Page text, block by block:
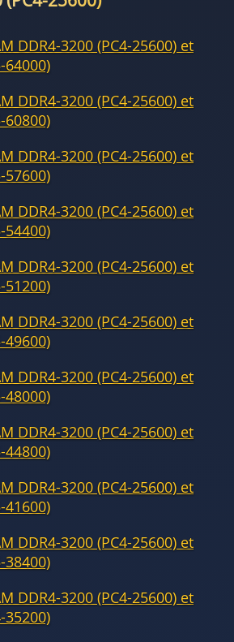
DDR4-3200 (PC4-25600) et
64000)
DDR4-3200 (PC4-25600) et
60800)
DDR4-3200 (PC4-25600) et
57600)
DDR4-3200 (PC4-25600) et
54400)
DDR4-3200 (PC4-25600) et
51200)
DDR4-3200 (PC4-25600) et
49600)
DDR4-3200 (PC4-25600) et
48000)
DDR4-3200 (PC4-25600) et
44800)
DDR4-3200 (PC4-25600) et
41600)
DDR4-3200 (PC4-25600) et
38400)
DDR4-3200 (PC4-25600) et
35200)